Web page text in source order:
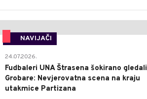
NAVIJAČI
24.07.2026.
Fudbaleri UNA Štrasena šokirano gledali
Grobare: Nevjerovatna scena na kraju
utakmice Partizana